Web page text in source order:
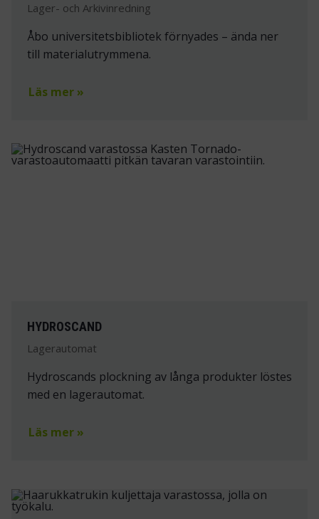
Lager- och Arkivinredning
Åbo universitetsbibliotek förnyades – ända ner
till materialutrymmena.
Läs mer »
HYDROSCAND
Lagerautomat
Hydroscands plockning av långa produkter löstes
med en lagerautomat.
Läs mer »